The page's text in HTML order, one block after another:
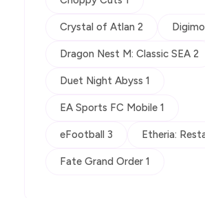
Crystal of Atlan 2
Dragon Nest M: Classic SEA 2
Duet Night Abyss 1
EA Sports FC Mobile 1
eFootball 3 Etheria:
Fate Grand Order 1